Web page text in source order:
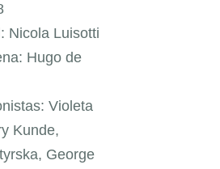
Nicola Luisotti
Hugo de
Violeta
Kunde,
George